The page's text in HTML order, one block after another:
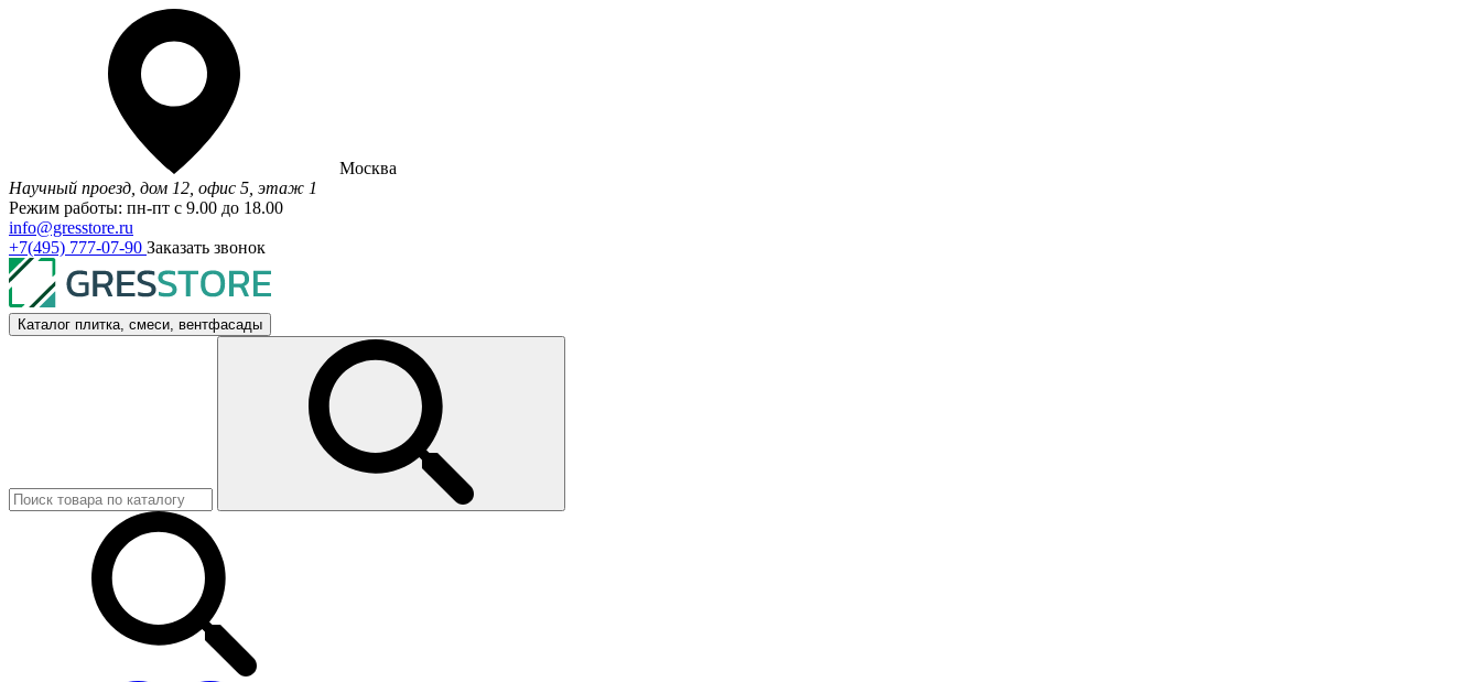
Москва
Научный проезд, дом 12, офис 5, этаж 1
Режим работы: пн-пт с 9.00 до 18.00
info@gresstore.ru
+7(495) 777-07-90 Заказать звонок
Каталог плитка, смеси, вентфасады